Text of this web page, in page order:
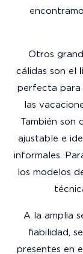
Otros
cálidas son el
perfecta para
las
También son
ajustable e
informales.
los modelos
A la amplia
fiabilidad,
presentes en